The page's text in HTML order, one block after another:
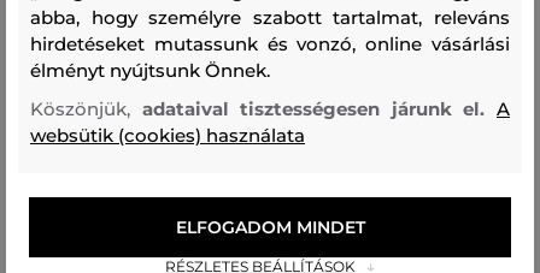
Összetétel
felső anyag
PAMUT
69 %
POLIÉSZTER
31 %
Ajánlott termékek
abba, hogy személyre szabott tartalmat, releváns
hirdetéseket mutassunk és vonzó, online vásárlási
élményt nyújtsunk Önnek.
Köszönjük, adataival tisztességesen járunk el.A
websütik (cookies) használata
RÉSZLETES BEÁLLÍTÁSOK
ELFOGADOM MINDET